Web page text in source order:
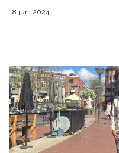
verschillende
18 juni 2024